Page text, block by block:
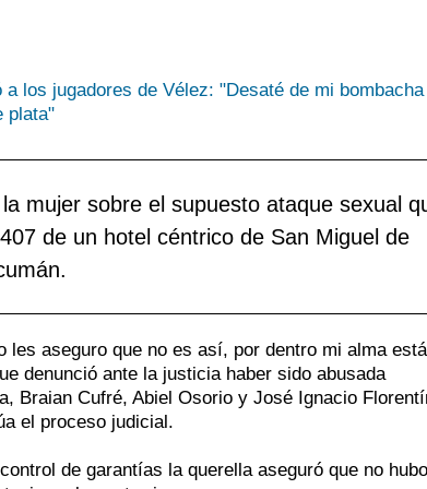
mujer sobre el supuesto ataque sexual
de un hotel céntrico de San Miguel de
les aseguro que no es así, por dentro mi alma está
denunció ante la justicia haber sido abusada
Braian Cufré, Abiel Osorio y José Ignacio
el proceso judicial.
de garantías la querella aseguró que no hubo